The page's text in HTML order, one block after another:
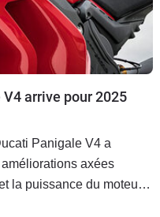
arrive pour 2025
Panigale V4 a
axées
la puissance du moteur